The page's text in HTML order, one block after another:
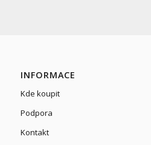
INFORMACE
Kde koupit
Podpora
Kontakt